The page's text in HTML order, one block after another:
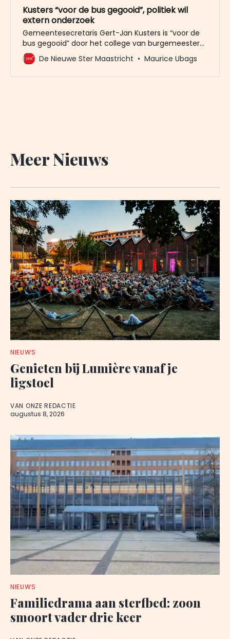
Kusters “voor de bus gegooid”, politiek wil
extern onderzoek
Gemeentesecretaris Gert-Jan Kusters is “voor de
bus gegooid” door het college van burgemeester
en wethouders. Dat schrijven de raadsleden
Stephanie Blom (SP) en Jules Vaessen (PvdD) naar
aanleiding van het gedwongen vertrek van de
De Nieuwe Ster Maastricht Maurice Ubags
Meer Nieuws
NIEUWS
Genieten bij Lumière vanaf je
ligstoel
VAN ONZE REDACTIE
augustus 8, 2026
NIEUWS
Familiedrama aan sterfbed: zoon
smoort vader drie keer